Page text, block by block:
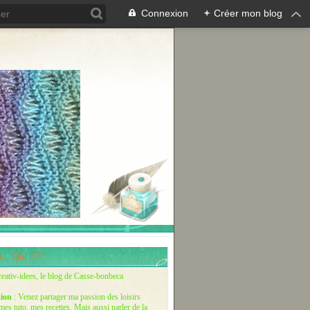
Connexion + Créer mon blog
Qui ???
idees, le blog de Casse-bonbeca
: Venez partager ma passion des loisirs
tuto, mes recettes. Mais aussi parler de la